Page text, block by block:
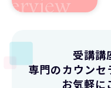
受講講
専門のカウンセ
お気軽に